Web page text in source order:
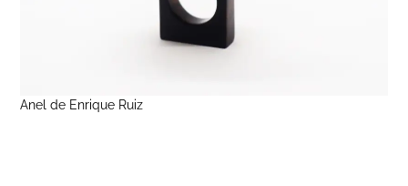
Anel de Enrique Ruiz